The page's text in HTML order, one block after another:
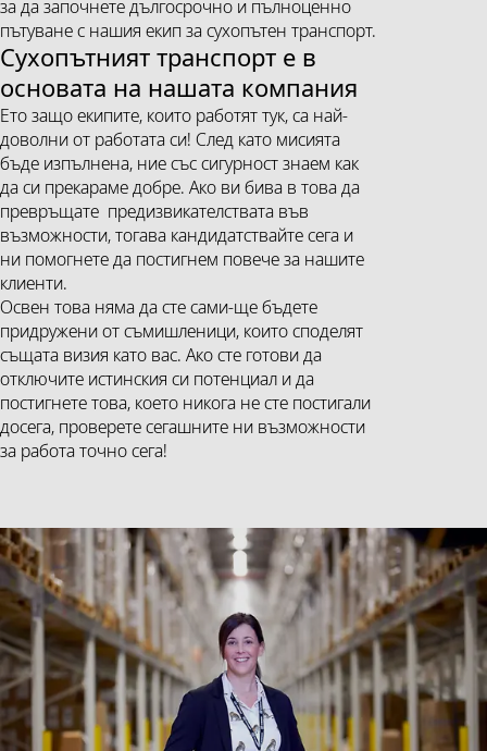
за да започнете дългосрочно и пълноценно
пътуване с нашия екип за сухопътен транспорт.
Сухопътният транспорт е в
основата на нашата компания
Ето защо екипите, които работят тук, са най-
доволни от работата си! След като мисията
бъде изпълнена, ние със сигурност знаем как
да си прекараме добре. Ако ви бива в това да
превръщате предизвикателствата във
възможности, тогава кандидатствайте сега и
ни помогнете да постигнем повече за нашите
клиенти.
Освен това няма да сте сами-ще бъдете
придружени от съмишленици, които споделят
същата визия като вас. Ако сте готови да
отключите истинския си потенциал и да
постигнете това, което никога не сте постигали
досега, проверете сегашните ни възможности
за работа точно сега!